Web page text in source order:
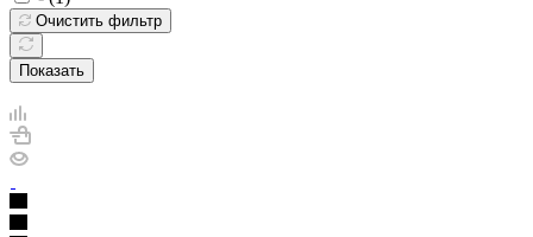
Очистить фильтр
Показать